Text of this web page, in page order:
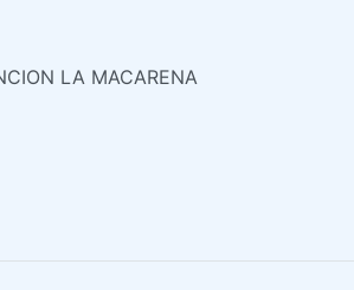
LA MACARENA